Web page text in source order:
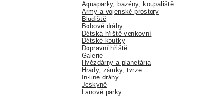
Aquaparky, bazény, koupaliště
Army a vojenské prostory
Bludiště
Bobové dráhy
Dětská hřiště venkovní
Dětské koutky
Dopravní hřiště
Galerie
Hvězdárny a planetária
Hrady, zámky, tvrze
In-line dráhy
Jeskyně
Lanové parky